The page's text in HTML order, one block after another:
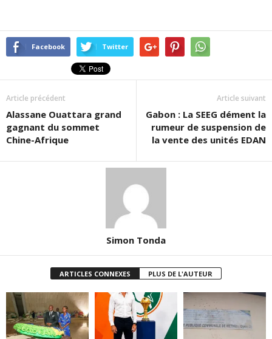
Facebook Twitter
Article précédent
Alassane Ouattara grand
gagnant du sommet
Chine-Afrique
Article suivant
Gabon : La SEEG dément la
rumeur de suspension de
la vente des unités EDAN
Simon Tonda
ARTICLES CONNEXES PLUS DE L'AUTEUR